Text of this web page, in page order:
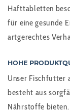
Hafttabletten
für eine gesunde
artgerechtes
HOHE
Unser Fischfutter
besteht aus
Nährstoffe